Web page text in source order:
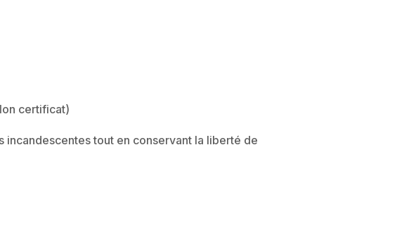
certificat)
tout en conservant la liberté de